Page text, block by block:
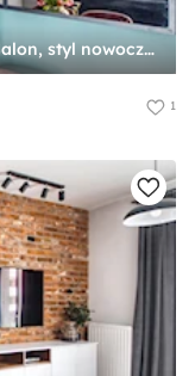
Salon z cegłą i butelkową zielenią - Salon, styl nowoczesny - zdjęcie od Wydział Spraw Wewnętrznych
1